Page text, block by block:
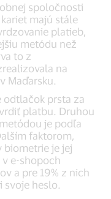
spoločnosti
majú stále
platieb,
metódu než
to z
na
Maďarsku.
odtlačok prsta za
platbu. Druhou
je podľa
faktorom,
je jej
e-shopoch
a pre 19% z nich
svoje heslo.